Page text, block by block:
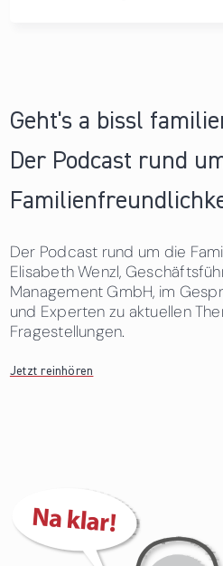
Geht's a bissl
Der Podcast rund
Der Podcast rund um die
Elisabeth Wenzl,
Management GmbH, im
und Experten zu aktuellen
Fragestellungen.
Jetzt reinhören